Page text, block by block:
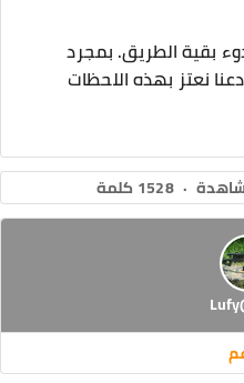
بقية الطريق. بمجرد
نعتز بهذه اللحظات
· 1528 كلمة